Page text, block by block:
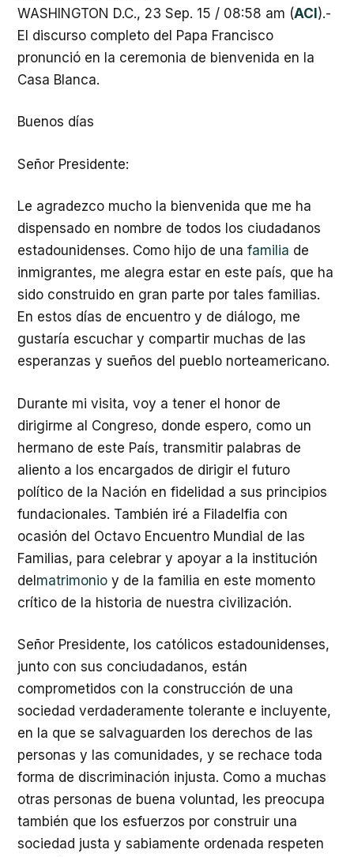
WASHINGTON D.C., 23 Sep. 15 / 08:58 am (ACI).-
El discurso completo del Papa Francisco
pronunció en la ceremonia de bienvenida en la
Casa Blanca.
Buenos días
Señor Presidente:
Le agradezco mucho la bienvenida que me ha
dispensado en nombre de todos los ciudadanos
estadounidenses. Como hijo de una familia de
inmigrantes, me alegra estar en este país, que ha
sido construido en gran parte por tales familias.
En estos días de encuentro y de diálogo, me
gustaría escuchar y compartir muchas de las
esperanzas y sueños del pueblo norteamericano.
Durante mi visita, voy a tener el honor de
dirigirme al Congreso, donde espero, como un
hermano de este País, transmitir palabras de
aliento a los encargados de dirigir el futuro
político de la Nación en fidelidad a sus principios
fundacionales. También iré a Filadelfia con
ocasión del Octavo Encuentro Mundial de las
Familias, para celebrar y apoyar a la institución
delmatrimonio y de la familia en este momento
crítico de la historia de nuestra civilización.
Señor Presidente, los católicos estadounidenses,
junto con sus conciudadanos, están
comprometidos con la construcción de una
sociedad verdaderamente tolerante e incluyente,
en la que se salvaguarden los derechos de las
personas y las comunidades, y se rechace toda
forma de discriminación injusta. Como a muchas
otras personas de buena voluntad, les preocupa
también que los esfuerzos por construir una
sociedad justa y sabiamente ordenada respeten